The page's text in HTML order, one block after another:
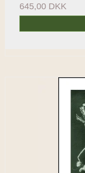
645,00 DKK